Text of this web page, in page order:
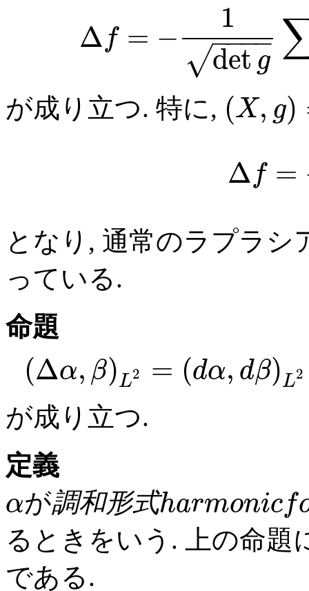
Δ f = −
1
det g
− −
−−
√
が成り立つ. 特に, (X, g)
Δ f =
となり, 通常のラプラ
っている.
命題
(Δα, β)L2 = (dα, dβ)L2
が成り立つ.
定義
αが調和形式harmonicf
るときをいう. 上の命題
である.